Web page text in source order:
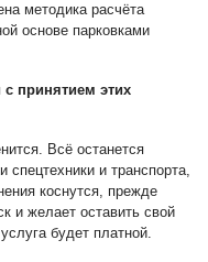
методика расчёта
основе парковками
принятием этих
Всё останется
и транспорта,
коснутся, прежде
и желает оставить свой
будет платной.